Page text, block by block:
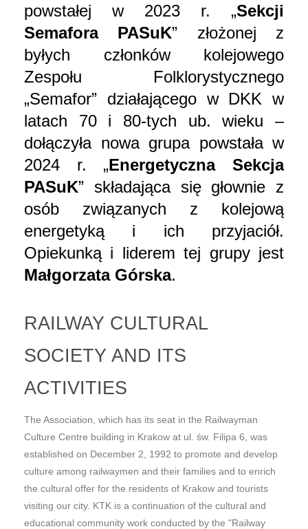
powstałej w 2023 r. „Sekcji
Semafora PASuK” złożonej z
byłych członków kolejowego
Zespołu Folklorystycznego
„Semafor” działającego w DKK w
latach 70 i 80-tych ub. wieku –
dołączyła nowa grupa powstała w
2024 r. „Energetyczna Sekcja
PASuK” składająca się głownie z
osób związanych z kolejową
energetyką i ich przyjaciół.
Opiekunką i liderem tej grupy jest
Małgorzata Górska.
RAILWAY CULTURAL
SOCIETY AND ITS
ACTIVITIES
The Association, which has its seat in the Railwayman
Culture Centre building in Krakow at ul. św. Filipa 6, was
established on December 2, 1992 to promote and develop
culture among railwaymen and their families and to enrich
the cultural offer for the residents of Krakow and tourists
visiting our city. KTK is a continuation of the cultural and
educational community work conducted by the "Railway